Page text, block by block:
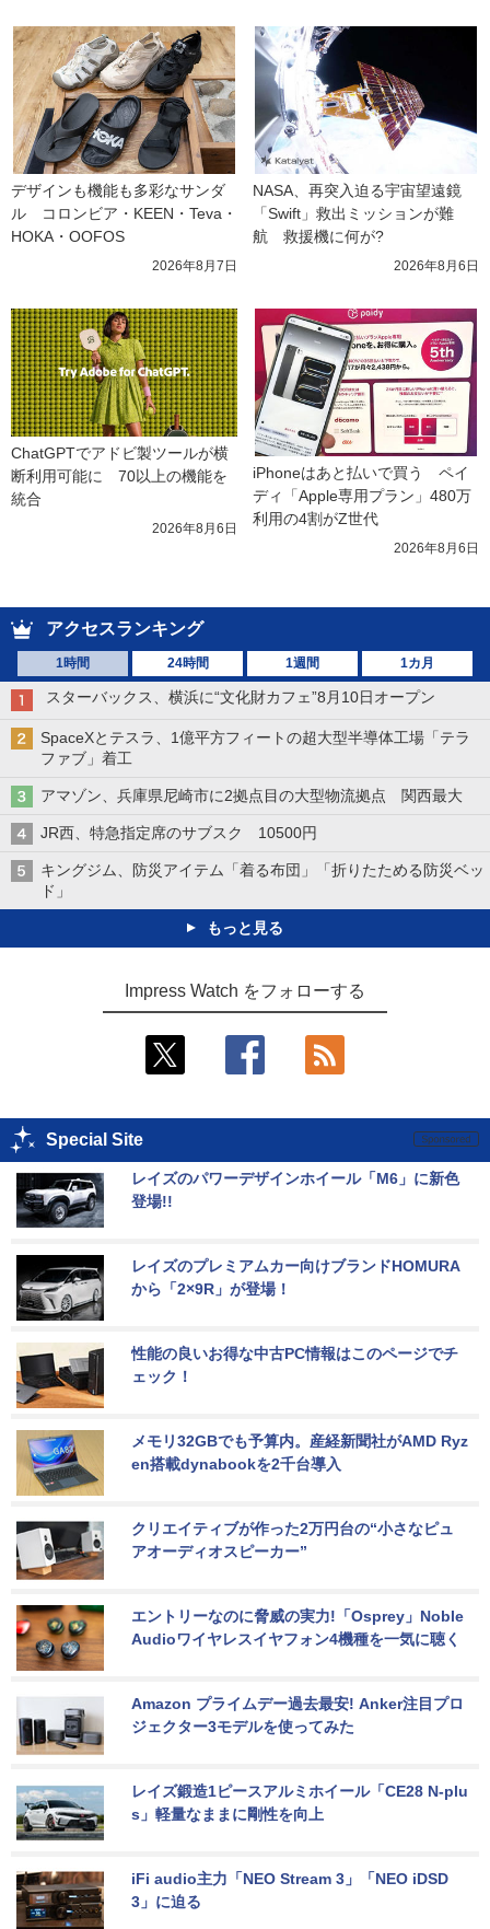
デザインも機能も多彩なサンダ
ル　コロンビア・KEEN・Teva・
HOKA・OOFOS
2026年8月7日
NASA、再突入迫る宇宙望遠鏡
「Swift」救出ミッションが難
航　救援機に何が?
2026年8月6日
ChatGPTでアドビ製ツールが横
断利用可能に　70以上の機能を
統合
2026年8月6日
iPhoneはあと払いで買う　ペイ
ディ「Apple専用プラン」480万
利用の4割がZ世代
2026年8月6日
アクセスランキング
1時間 24時間 1週間 1カ月
スターバックス、横浜に“文化財カフェ”8月10日オープン
SpaceXとテスラ、1億平方フィートの超大型半導体工場「テラ
ファブ」着工
アマゾン、兵庫県尼崎市に2拠点目の大型物流拠点 関西最大
JR西、特急指定席のサブスク 10500円
キングジム、防災アイテム「着る布団」「折りたためる防災ベッ
ド」
もっと見る
Impress Watch をフォローする
Special Site
レイズのパワーデザインホイール「M6」に新色
登場!!
レイズのプレミアムカー向けブランドHOMURA
から「2×9R」が登場！
性能の良いお得な中古PC情報はこのページでチ
ェック！
メモリ32GBでも予算内。産経新聞社がAMD Ryz
en搭載dynabookを2千台導入
クリエイティブが作った2万円台の“小さなピュ
アオーディオスピーカー”
エントリーなのに脅威の実力!「Osprey」Noble
Audioワイヤレスイヤフォン4機種を一気に聴く
Amazon プライムデー過去最安! Anker注目プロ
ジェクター3モデルを使ってみた
レイズ鍛造1ピースアルミホイール「CE28 N-plu
s」軽量なままに剛性を向上
iFi audio主力「NEO Stream 3」「NEO iDSD
3」に迫る